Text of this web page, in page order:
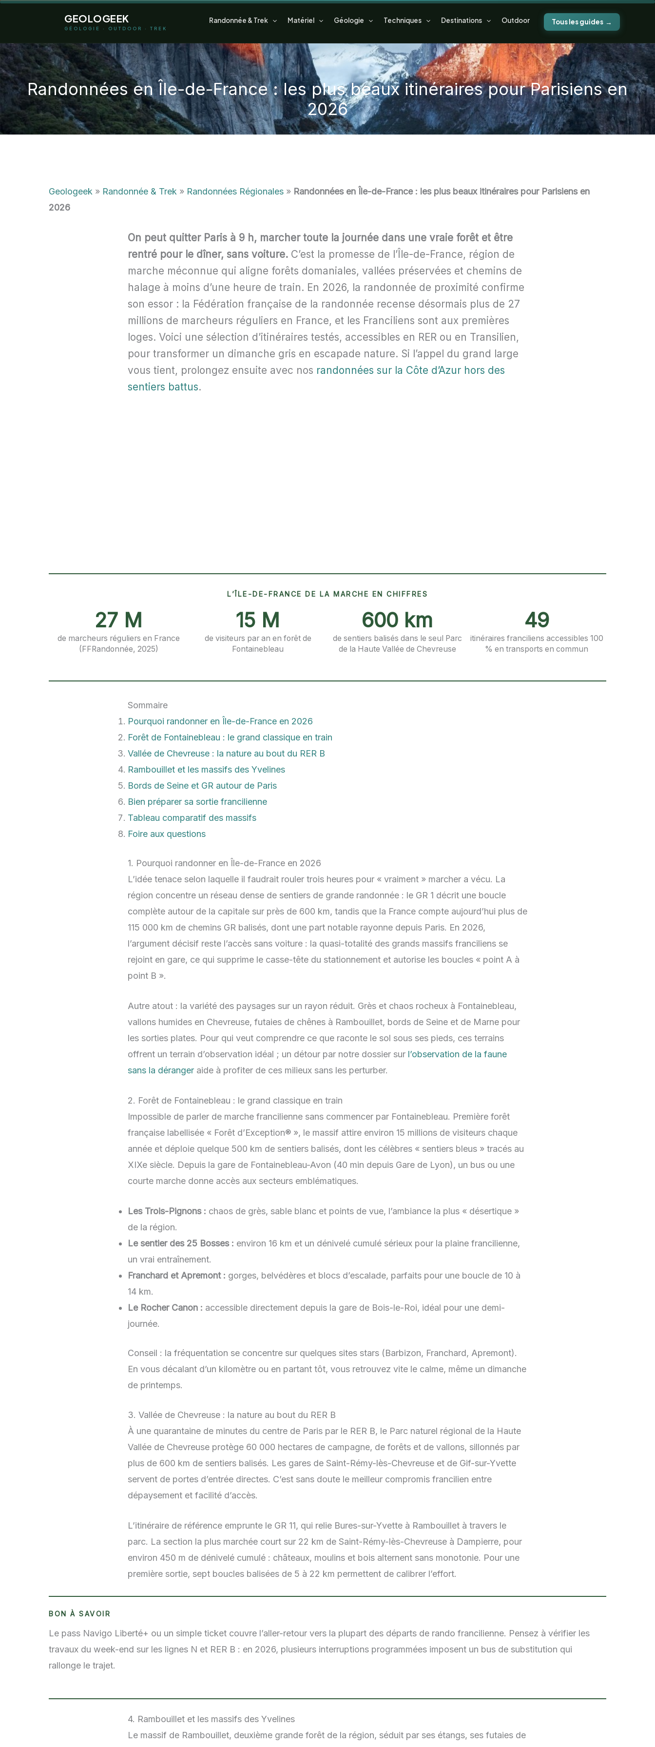
GEOLOGEEK
GÉOLOGIE · OUTDOOR · TREK
Randonnée & Trek Matériel Géologie Techniques Destinations Outdoor Tous les guides
Randonnées en Île-de-France : les plus beaux itinéraires pour Parisiens en
2026
Geologeek » Randonnée & Trek » Randonnées Régionales » Randonnées en Île-de-France : les plus beaux itinéraires pour Parisiens en
2026
On peut quitter Paris à 9 h, marcher toute la journée dans une vraie forêt et être
rentré pour le dîner, sans voiture. C’est la promesse de l’Île-de-France, région de
marche méconnue qui aligne forêts domaniales, vallées préservées et chemins de
halage à moins d’une heure de train. En 2026, la randonnée de proximité confirme
son essor : la Fédération française de la randonnée recense désormais plus de 27
millions de marcheurs réguliers en France, et les Franciliens sont aux premières
loges. Voici une sélection d’itinéraires testés, accessibles en RER ou en Transilien,
pour transformer un dimanche gris en escapade nature. Si l’appel du grand large
vous tient, prolongez ensuite avec nos randonnées sur la Côte d’Azur hors des
sentiers battus.
L’ÎLE-DE-FRANCE DE LA MARCHE EN CHIFFRES
27 M
de marcheurs réguliers en France
(FFRandonnée, 2025)
15 M
de visiteurs par an en forêt de
Fontainebleau
600 km
de sentiers balisés dans le seul Parc
de la Haute Vallée de Chevreuse
49
itinéraires franciliens accessibles 100
% en transports en commun
Sommaire
Pourquoi randonner en Île-de-France en 2026
Forêt de Fontainebleau : le grand classique en train
Vallée de Chevreuse : la nature au bout du RER B
Rambouillet et les massifs des Yvelines
Bords de Seine et GR autour de Paris
Bien préparer sa sortie francilienne
Tableau comparatif des massifs
Foire aux questions
1. Pourquoi randonner en Île-de-France en 2026
L’idée tenace selon laquelle il faudrait rouler trois heures pour « vraiment » marcher a vécu. La
région concentre un réseau dense de sentiers de grande randonnée : le GR 1 décrit une boucle
complète autour de la capitale sur près de 600 km, tandis que la France compte aujourd’hui plus de
115 000 km de chemins GR balisés, dont une part notable rayonne depuis Paris. En 2026,
l’argument décisif reste l’accès sans voiture : la quasi-totalité des grands massifs franciliens se
rejoint en gare, ce qui supprime le casse-tête du stationnement et autorise les boucles « point A à
point B ».
Autre atout : la variété des paysages sur un rayon réduit. Grès et chaos rocheux à Fontainebleau,
vallons humides en Chevreuse, futaies de chênes à Rambouillet, bords de Seine et de Marne pour
les sorties plates. Pour qui veut comprendre ce que raconte le sol sous ses pieds, ces terrains
offrent un terrain d’observation idéal ; un détour par notre dossier sur l’observation de la faune
sans la déranger aide à profiter de ces milieux sans les perturber.
2. Forêt de Fontainebleau : le grand classique en train
Impossible de parler de marche francilienne sans commencer par Fontainebleau. Première forêt
française labellisée « Forêt d’Exception® », le massif attire environ 15 millions de visiteurs chaque
année et déploie quelque 500 km de sentiers balisés, dont les célèbres « sentiers bleus » tracés au
XIXe siècle. Depuis la gare de Fontainebleau-Avon (40 min depuis Gare de Lyon), un bus ou une
courte marche donne accès aux secteurs emblématiques.
Les Trois-Pignons : chaos de grès, sable blanc et points de vue, l’ambiance la plus « désertique »
de la région.
Le sentier des 25 Bosses : environ 16 km et un dénivelé cumulé sérieux pour la plaine francilienne,
un vrai entraînement.
Franchard et Apremont : gorges, belvédères et blocs d’escalade, parfaits pour une boucle de 10 à
14 km.
Le Rocher Canon : accessible directement depuis la gare de Bois-le-Roi, idéal pour une demi-
journée.
Conseil : la fréquentation se concentre sur quelques sites stars (Barbizon, Franchard, Apremont).
En vous décalant d’un kilomètre ou en partant tôt, vous retrouvez vite le calme, même un dimanche
de printemps.
3. Vallée de Chevreuse : la nature au bout du RER B
À une quarantaine de minutes du centre de Paris par le RER B, le Parc naturel régional de la Haute
Vallée de Chevreuse protège 60 000 hectares de campagne, de forêts et de vallons, sillonnés par
plus de 600 km de sentiers balisés. Les gares de Saint-Rémy-lès-Chevreuse et de Gif-sur-Yvette
servent de portes d’entrée directes. C’est sans doute le meilleur compromis francilien entre
dépaysement et facilité d’accès.
L’itinéraire de référence emprunte le GR 11, qui relie Bures-sur-Yvette à Rambouillet à travers le
parc. La section la plus marchée court sur 22 km de Saint-Rémy-lès-Chevreuse à Dampierre, pour
environ 450 m de dénivelé cumulé : châteaux, moulins et bois alternent sans monotonie. Pour une
première sortie, sept boucles balisées de 5 à 22 km permettent de calibrer l’effort.
BON À SAVOIR
Le pass Navigo Liberté+ ou un simple ticket couvre l’aller-retour vers la plupart des départs de rando francilienne. Pensez à vérifier les
travaux du week-end sur les lignes N et RER B : en 2026, plusieurs interruptions programmées imposent un bus de substitution qui
rallonge le trajet.
4. Rambouillet et les massifs des Yvelines
Le massif de Rambouillet, deuxième grande forêt de la région, séduit par ses étangs, ses futaies de